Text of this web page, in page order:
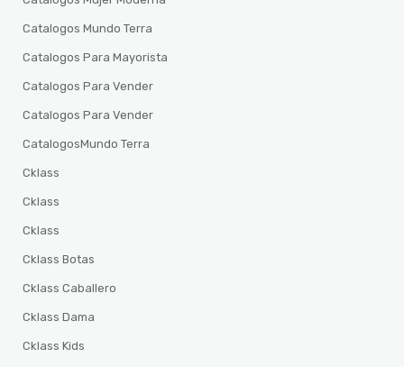
Catalogos Mundo Terra
Catalogos Para Mayorista
Catalogos Para Vender
Catalogos Para Vender
CatalogosMundo Terra
Cklass
Cklass
Cklass
Cklass Botas
Cklass Caballero
Cklass Dama
Cklass Kids